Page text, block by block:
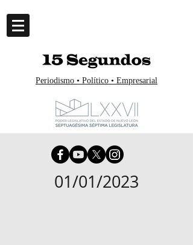
Periodismo • Político • Empresarial
01/01/2023